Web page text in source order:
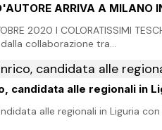
ARRIVA A MILANO
2020 I COLORATISSIMI
dalla collaborazione tra…
candidata alle regionali in
alle regionali in Liguria